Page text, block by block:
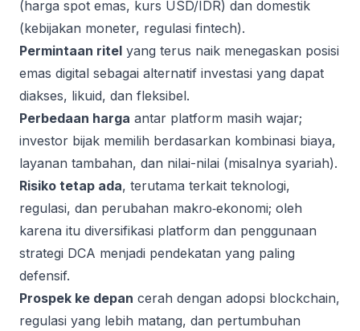
(harga spot emas, kurs USD/IDR) dan domestik
(kebijakan moneter, regulasi fintech).
Permintaan ritel yang terus naik menegaskan posisi
emas digital sebagai alternatif investasi yang dapat
diakses, likuid, dan fleksibel.
Perbedaan harga antar platform masih wajar;
investor bijak memilih berdasarkan kombinasi biaya,
layanan tambahan, dan nilai-nilai (misalnya syariah).
Risiko tetap ada, terutama terkait teknologi,
regulasi, dan perubahan makro‑ekonomi; oleh
karena itu diversifikasi platform dan penggunaan
strategi DCA menjadi pendekatan yang paling
defensif.
Prospek ke depan cerah dengan adopsi blockchain,
regulasi yang lebih matang, dan pertumbuhan